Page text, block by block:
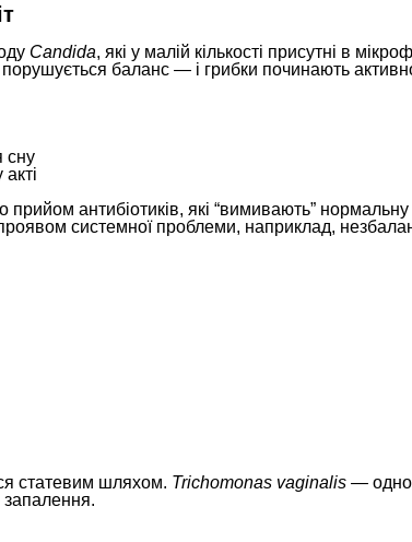
Candida, які у малій кількості присутні в
баланс — і грибки починають
сну
антибіотиків, які “вимивають”
системної проблеми, наприклад,
статевим шляхом. Trichomonas vaginalis —
запалення.